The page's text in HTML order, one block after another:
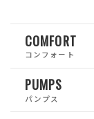
COMFORT
コンフォート
PUMPS
パンプス